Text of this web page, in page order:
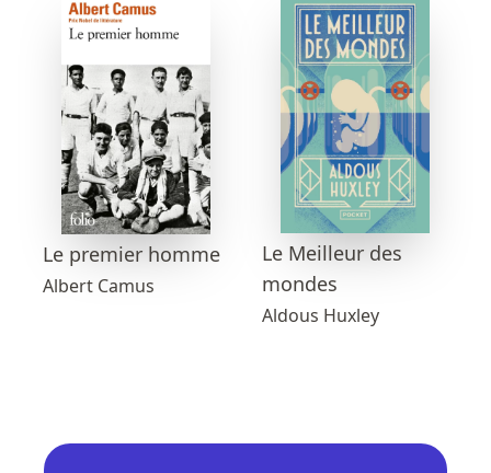
Le premier homme
Albert Camus
Le Meilleur des
mondes
Aldous Huxley